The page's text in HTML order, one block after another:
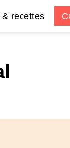
& recettes